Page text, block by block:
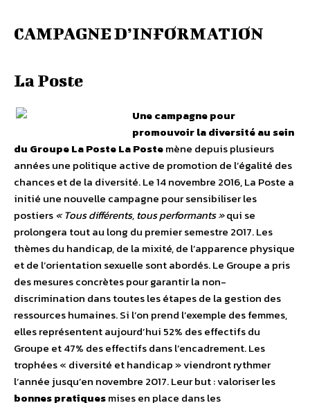
CAMPAGNE D’INFORMATION
La Poste
Une campagne pour
promouvoir la diversité au sein
du Groupe La PosteLa Postemène depuis plusieurs
années une politique active de promotion de l’égalité des
chances et de la diversité. Le 14 novembre 2016, La Poste a
initié une nouvelle campagne pour sensibiliser les
postiers« Tous différents, tous performants »qui se
prolongera tout au long du premier semestre 2017. Les
thèmes du handicap, de la mixité, de l’apparence physique
et de l’orientation sexuelle sont abordés. Le Groupe a pris
des mesures concrètes pour garantir la non-
discrimination dans toutes les étapes de la gestion des
ressources humaines. Si l’on prend l’exemple des femmes,
elles représentent aujourd’hui 52% des effectifs du
Groupe et 47% des effectifs dans l’encadrement. Les
trophées « diversité et handicap » viendront rythmer
l’année jusqu’en novembre 2017. Leur but : valoriser les
bonnes pratiquesmises en place dans les